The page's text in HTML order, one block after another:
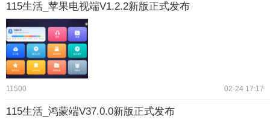
115生活_苹果电视端V1.2.2新版正式发布
11500 02-24 17:17
115生活_鸿蒙端V37.0.0新版正式发布